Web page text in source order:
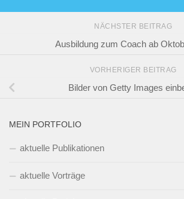
NÄCHSTER BEITRAG
Ausbildung zum Coach ab
VORHERIGER BEITRAG
Bilder von Getty Images
MEIN PORTFOLIO
aktuelle Publikationen
aktuelle Vorträge